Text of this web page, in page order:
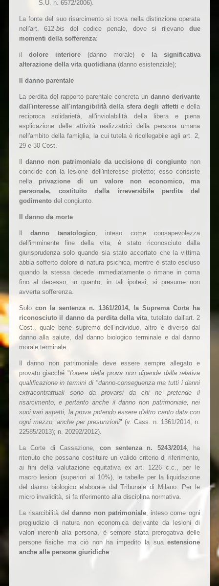
S.U. n. 6572/2006).
La fonte del suo risarcimento si trova nella distinzione operata
nell'art. 612-bis del codice penale, dove si rilevano due
momenti della sofferenza:
il dolore interiore (danno morale) e la significativa
alterazione della vita quotidiana (danno esistenziale);
Il danno parentale
La perdita del rapporto parentale concreta undanno derivante
dall'interesse all'intangibilità della sfera degli affettie della
reciproca solidarietà, all'inviolabilità della libera e piena
esplicazione delle attività realizzatrici della persona umana
nell'ambito della famiglia, la cui tutela è ricollegabile agli art. 2,
29 e 30 Cost.
Ildanno non patrimoniale da uccisione di congiunto non
coincide con la lesione dell'interesse protetto; esso consiste
nella privazione di un valore non economico, ma
personale, costituito dalla irreversibile perdita del
godimento del congiunto.
Il danno da morte
Ildanno tanatologico, inteso come consapevolezza
dell'imminente fine della vita, è stato riconosciuto dalla
giurisprudenza solo quando sia stato accertato che la vittima
abbia sofferto dolore di natura psichica, mentre è stato escluso
quando la stessa decede immediatamente o rimane in coma
fino al decesso, in quanto, in tali ipotesi, si presume non
avverta sofferenza.
Solo con la sentenza n. 1361/2014, la Suprema Corte ha
riconosciuto il danno da perdita della vita, tutelato dall'art. 2
Cost., quale bene supremo dell'individuo, altro e diverso dal
danno alla salute, dal danno biologico terminale e dal danno
morale terminale.
Il danno non patrimoniale deve essere sempre allegato e
provato giacché "l'onere della prova non dipende dalla relativa
qualificazione in termini di "danno-conseguenza ma tutti i danni
extracontrattuali sono da provarsi da chi ne pretende il
risarcimento, e pertanto anche il danno non patrimoniale, nei
suoi vari aspetti, la prova potendo essere d'altro canto data con
ogni mezzo, anche per presunzioni" (v. Cass. n. 1361/2014, n.
22585/2013); n. 20292/2012).
La Corte di Cassazione, con sentenza n. 5243/2014 , ha
ritenuto che possano costituire un valido criterio di riferimento,
ai fini della valutazione equitativa ex art. 1226 c.c., per le
macro lesioni (superiori al 10%), le tabelle per la liquidazione
del danno biologico elaborate dal Tribunale di Milano. Per le
micro invalidità, si fa riferimento alla disciplina normativa.
La risarcibilità deldanno non patrimoniale, inteso come ogni
pregiudizio di natura non economica derivante da lesioni di
valori inerenti alla persona, è sempre stata prerogativa delle
persone fisiche ma ciò non ha impedito la suaestensione
anche alle persone giuridiche.